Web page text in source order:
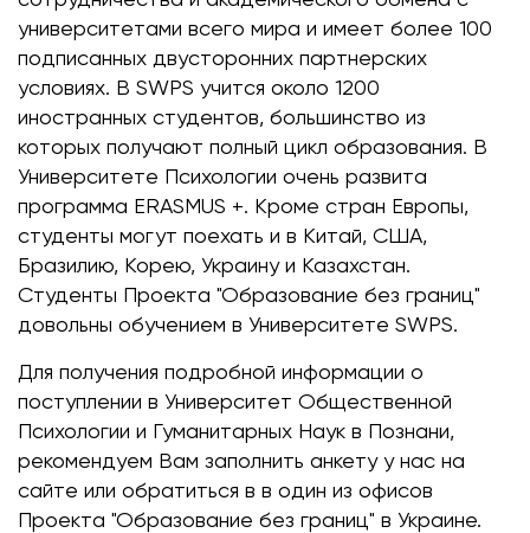
университетами всего мира и имеет более 100
подписанных двусторонних партнерских
условиях. В SWPS учится около 1200
иностранных студентов, большинство из
которых получают полный цикл образования. В
Университете Психологии очень развита
программа ERASMUS +. Кроме стран Европы,
студенты могут поехать и в Китай, США,
Бразилию, Корею, Украину и Казахстан.
Студенты Проекта "Образование без границ"
довольны обучением в Университете SWPS.
Для получения подробной информации о
поступлении в Университет Общественной
Психологии и Гуманитарных Наук в Познани,
рекомендуем Вам заполнить анкету у нас на
сайте или обратиться в в один из офисов
Проекта "Образование без границ" в Украине.